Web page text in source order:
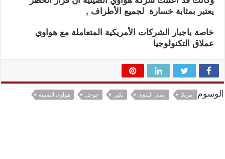
يعتبر بمثابة خسارة لجميع الأطراف ,
خاصة باجبار الشركات الأمريكية المتعاملة مع هواوي
عملاق التكنولوجيا
الوسوم أمريكا إيمان البدوى بكين جوجل هواوي الصينية